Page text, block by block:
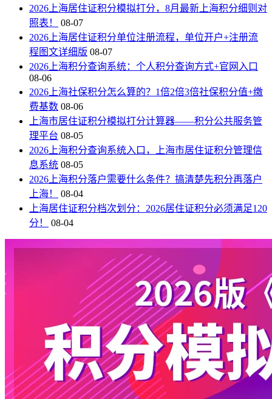
2026上海居住证积分模拟打分，8月最新上海积分细则对
照表！
08-07
2026上海居住证积分单位注册流程，单位开户+注册流
程图文详细版 08-07
2026上海积分查询系统：个人积分查询方式+官网入口
08-06
2026上海社保积分怎么算的？1倍2倍3倍社保积分值+缴
费基数 08-06
上海市居住证积分模拟打分计算器——积分公共服务管
理平台 08-05
2026上海积分查询系统入口，上海市居住证积分管理信
息系统 08-05
2026上海积分落户需要什么条件？搞清楚先积分再落户
上海！
08-04
上海居住证积分档次划分：2026居住证积分必须满足120
分！
08-04